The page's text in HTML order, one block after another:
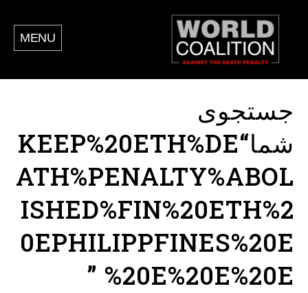
MENU
جستجوی
شما“KEEP%20ETH%DE
ATH%PENALTY%ABOL
ISHED%FIN%20ETH%2
0EPHILIPPFINES%20E
%20E%20E%20E ”